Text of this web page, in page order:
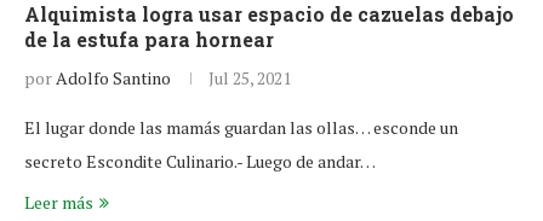
Alquimista logra usar espacio de cazuelas debajo
de la estufa para hornear
porAdolfo Santino Jul 25, 2021
El lugar donde las mamás guardan las ollas… esconde un
secreto Escondite Culinario.- Luego de andar…
Leer más